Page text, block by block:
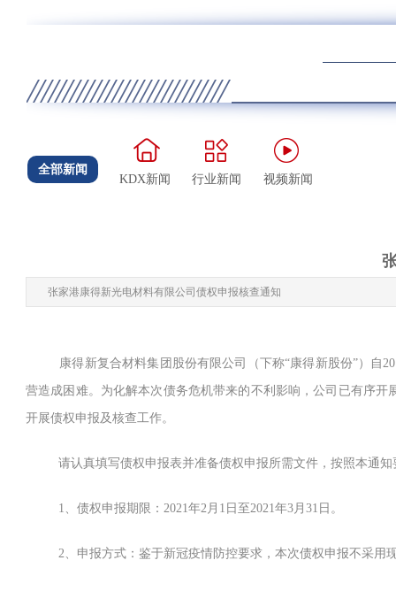
全部新闻
视频新闻
行业新闻
KDX新闻
张家港康得新光电材料有限公司债权申报核查通知
康得新复合材料集团股份有限公司（下称“康得新股份”）自
营造成困难。为化解本次债务危机带来的不利影响，公司已有序
开展债权申报及核查工作。
请认真填写债权申报表并准备债权申报所需文件，按照本通
1、债权申报期限：2021年2月1日至2021年3月31日。
2、申报方式：鉴于新冠疫情防控要求，本次债权申报不采